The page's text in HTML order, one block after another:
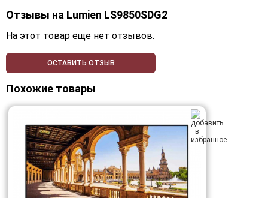
Отзывы на Lumien LS9850SDG2
На этот товар еще нет отзывов.
ОСТАВИТЬ ОТЗЫВ
Похожие товары